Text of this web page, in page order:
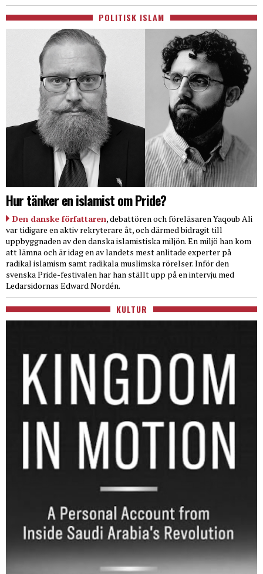
POLITISK ISLAM
Hur tänker en islamist om Pride?
Den danske författaren, debattören och föreläsaren Yaqoub Ali
var tidigare en aktiv rekryterare åt, och därmed bidragit till
uppbyggnaden av den danska islamistiska miljön. En miljö han kom
att lämna och är idag en av landets mest anlitade experter på
radikal islamism samt radikala muslimska rörelser. Inför den
svenska Pride-festivalen har han ställt upp på en intervju med
Ledarsidornas Edward Nordén.
KULTUR